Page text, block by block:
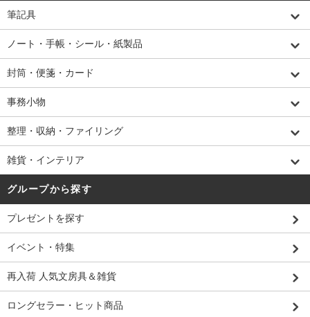
筆記具
ノート・手帳・シール・紙製品
封筒・便箋・カード
事務小物
整理・収納・ファイリング
雑貨・インテリア
グループから探す
プレゼントを探す
イベント・特集
再入荷 人気文房具＆雑貨
ロングセラー・ヒット商品